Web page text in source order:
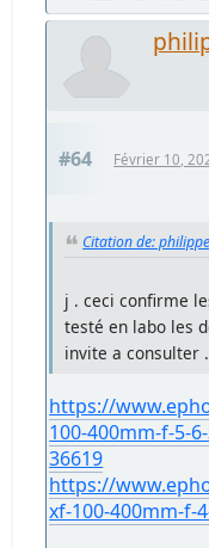
#64 Février 10,
Citation de:
j . ceci confirme
testé en labo les
invite a consulter .
https://
100-400mm-f-5-
36619
https://
xf-100-400mm-f-